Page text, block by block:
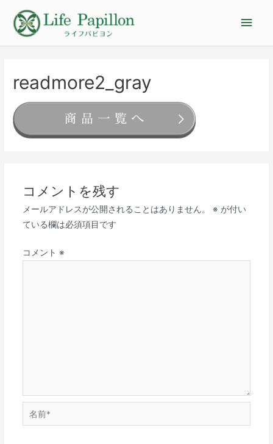
readmore2_gray
コメントを残す
メールアドレスが公開されることはありません。 ※ が付い
ている欄は必須項目です
コメント ※